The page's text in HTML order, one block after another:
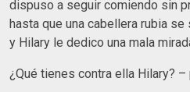
dispuso a seguir comiendo sin
hasta que una cabellera rubia
y Hilary le dedico una mala
¿Qué tienes contra ella Hilary? –